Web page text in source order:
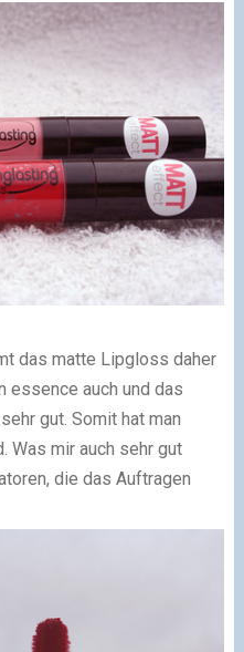
das matte Lipgloss daher
essence auch und das
gut. Somit hat man
Was mir auch sehr gut
die das Auftragen